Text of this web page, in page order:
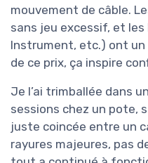
mouvement de câble.
sans jeu excessif, et
Instrument, etc.) ont
de ce prix, ça inspire
Je l’ai trimballée dans
sessions chez un pote,
juste coincée entre un
rayures majeures, pas